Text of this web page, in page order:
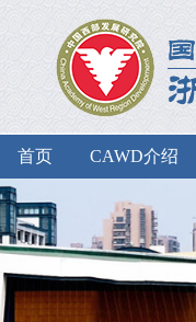
首页 CAWD介绍